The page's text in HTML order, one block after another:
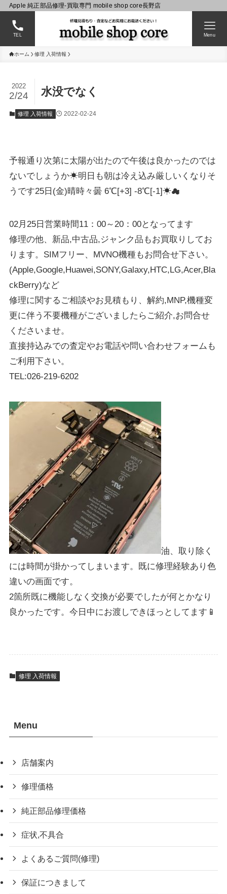
Apple 純正部品修理-買取専門 mobile shop core長野店
TEL Menu
ホーム 修理 入荷情報
水没でなく
2022
2/24
修理 入荷情報 2022-02-24
予報通り次第に太陽が出たので午後は良かったのでは
ないでしょうか☀明日も朝は冷え込み厳しいくなりそ
うです25日(金)晴時々曇 6℃[+3] -8℃[-1]☀☁
02月25日営業時間11：00～20：00となってます
修理の他、新品,中古品,ジャンク品もお買取りしてお
ります。SIMフリー、MVNO機種もお問合せ下さい。
(Apple,Google,Huawei,SONY,Galaxy,HTC,LG,Acer,Bla
ckBerry)など
修理に関するご相談やお見積もり、解約,MNP,機種変
更に伴う不要機種がございましたらご紹介,お問合せ
くださいませ。
直接持込みでの査定やお電話や問い合わせフォームも
ご利用下さい。
TEL:026-219-6202
油、取り除く
には時間が掛かってしまいます。既に修理経験あり色
違いの画面です。
2箇所既に機能しなく交換が必要でしたが何とかなり
良かったです。今日中にお渡しできほっとしてます📱
修理 入荷情報
Menu
店舗案内
修理価格
純正部品修理価格
症状,不具合
よくあるご質問(修理)
保証につきまして